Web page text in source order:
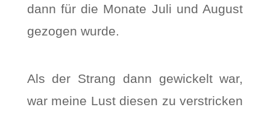
dann für die Monate Juli und August
gezogen wurde.
Als der Strang dann gewickelt war,
war meine Lust diesen zu verstricken